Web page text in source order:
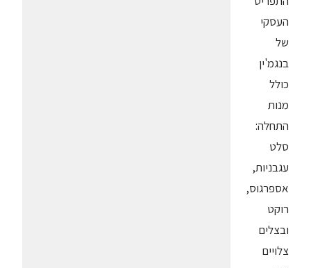
העסקי
של
בנגמ'ין
כולל
מנות
התחלה:
סלט
עגבניות,
אספרגוס,
רוקט
ובצלים
צלויים